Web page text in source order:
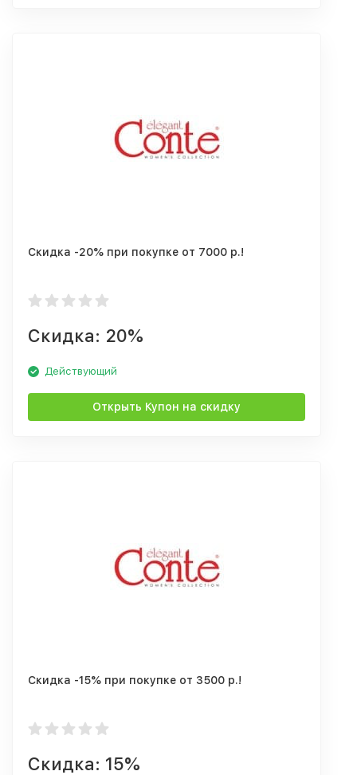
Cкидка -20% при покупке от 7000 р.!
Скидка: 20%
Действующий
Открыть Купон на скидку
Скидка -15% при покупке от 3500 р.!
Скидка: 15%